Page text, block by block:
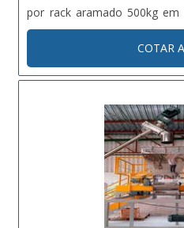
por rack aramado 500kg em
acha o site da Bento
de supermercado e
qualidade final para a
quando falamos em rack
se buscar uma empresa
com ótima qualidade e
ficam de fora no
apenas o lucro,
fatores.Existem muitas
COTAR